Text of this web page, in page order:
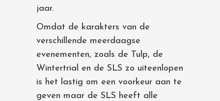
jaar.
Omdat de karakters van de
verschillende meerdaagse
evenementen, zoals de Tulp, de
Wintertrial en de SLS zo uiteenlopen
is het lastig om een voorkeur aan te
geven maar de SLS heeft alle